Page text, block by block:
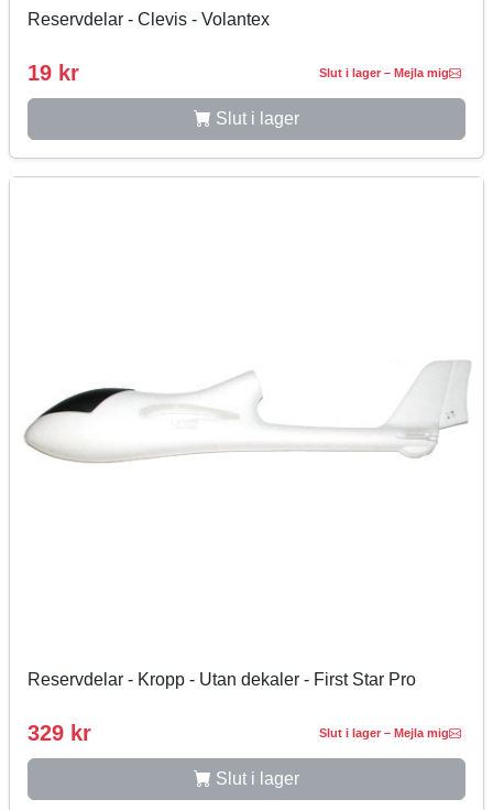
Reservdelar - Clevis - Volantex
19 kr Slut i lager – Mejla mig
Slut i lager
Reservdelar - Kropp - Utan dekaler - First Star Pro
329 kr Slut i lager – Mejla mig
Slut i lager